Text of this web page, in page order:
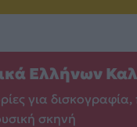
Ελλήνων
για δισκογραφία,
σκηνή